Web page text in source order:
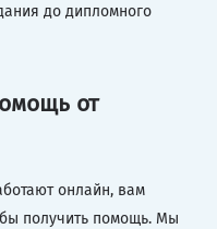
до дипломного
от
онлайн, вам
получить помощь. Мы